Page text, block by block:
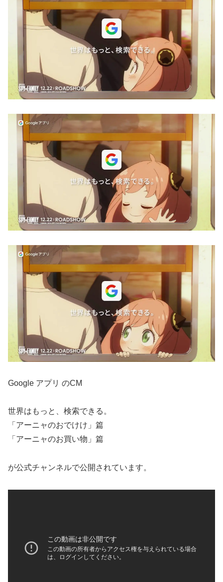
Google アプリ のCM
世界はもっと、検索できる。
「アーニャのおでけけ」篇
「アーニャのお買い物」篇
が公式チャンネルで公開されています。